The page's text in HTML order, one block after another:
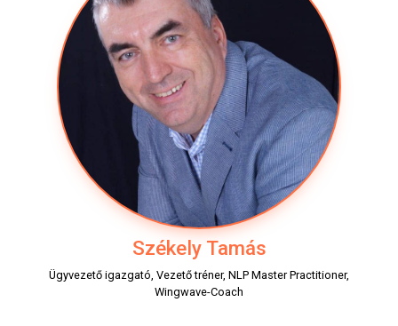
Székely Tamás
Ügyvezető igazgató, Vezető tréner, NLP Master Practitioner,
Wingwave-Coach